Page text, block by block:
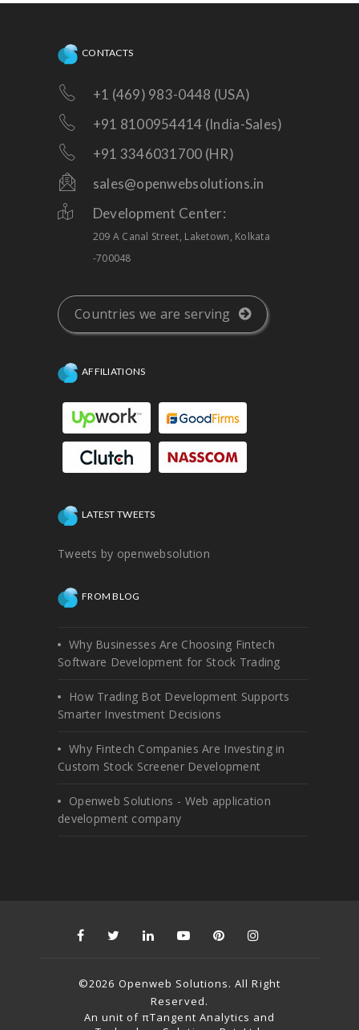
CONTACTS
+1 (469) 983-0448 (USA)
+91 8100954414 (India-Sales)
+91 3346031700 (HR)
sales@openwebsolutions.in
Development Center:
209 A Canal Street, Laketown, Kolkata
-700048
Countries we are serving
AFFILIATIONS
LATEST TWEETS
Tweets by openwebsolution
FROM BLOG
Why Businesses Are Choosing Fintech
Software Development for Stock Trading
How Trading Bot Development Supports
Smarter Investment Decisions
Why Fintech Companies Are Investing in
Custom Stock Screener Development
Openweb Solutions - Web application
development company
©2026 Openweb Solutions. All Right
Reserved.
An unit of πTangent Analytics and